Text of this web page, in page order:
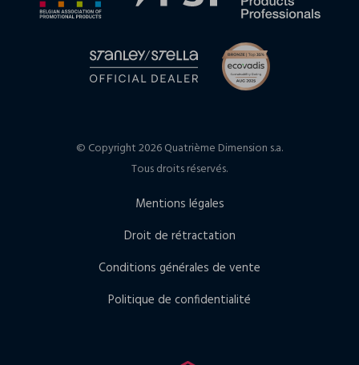
© Copyright 2026 Quatrième Dimension s.a.
Tous droits réservés.
Mentions légales
Droit de rétractation
Conditions générales de vente
Politique de confidentialité